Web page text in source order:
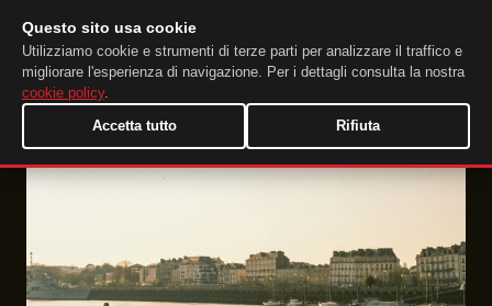
DuckTip.com
Questo sito usa cookie
Utilizziamo cookie e strumenti di terze parti per analizzare il traffico e
migliorare l'esperienza di navigazione. Per i dettagli consulta la nostra
cookie policy.
Accetta tutto
Rifiuta